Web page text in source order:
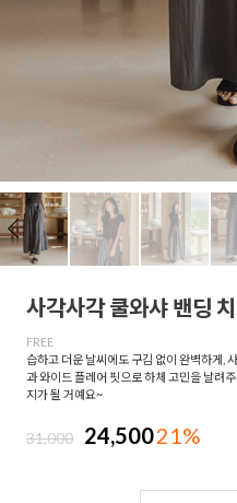
사각사각 쿨와샤 밴딩
FREE
습하고 더운 날씨에도 구김 없이 완벽하게,
과 와이드 플레어 핏으로 하체 고민을 날려
지가 될 거예요~
31,000 24,50021%